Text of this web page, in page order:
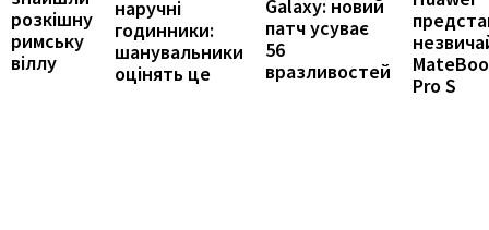
розкішну
римську
віллу
наручні
годинники:
шанувальники
оцінять це
Galaxy: новий
патч усуває
56
вразливостей
Pro S